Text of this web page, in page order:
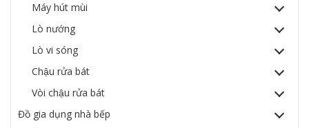
Máy hút mùi
Lò nướng
Lò vi sóng
Chậu rửa bát
Vòi chậu rửa bát
Đồ gia dụng nhà bếp